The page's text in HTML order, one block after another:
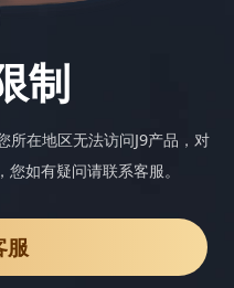
制
所在地区无法访问J9产品，对
如有疑问请联系客服。
服